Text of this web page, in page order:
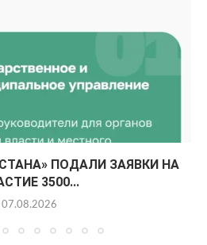
ПОДАЛИ ЗАЯВКИ НА
3500...
07.08.2026